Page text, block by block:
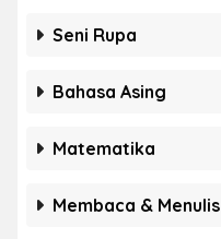
Seni Rupa
Bahasa Asing
Matematika
Membaca & Menulis